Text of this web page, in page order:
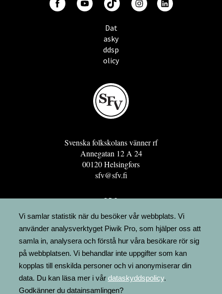
Dat
asky
ddsp
olicy
Svenska folkskolans vänner rf
Annegatan 12 A 24
00120 Helsingfors
sfv@sfv.fi
GRO
FÖRENINGSRESURSEN
MINNESRUNOR.FI
UPPSLAGSVERKET FINLAND
LÄGENHETER
FAKTURERING
Vi samlar statistik när du besöker vår webbplats. Vi
använder analysverktyget Piwik Pro, som hjälper oss att
samla in, analysera och förstå hur våra besökare rör sig
på webbplatsen. Vi behandlar inte uppgifter som kan
kopplas till enskilda personer och vi anonymiserar din
data. Du kan läsa mer i vår dataskyddspolicy.
Godkänner du datainsamlingen?